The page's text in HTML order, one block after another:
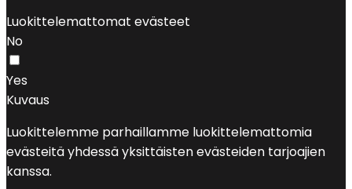
Luokittelemattomat evästeet
No
Yes
Kuvaus
Luokittelemme parhaillamme luokittelemattomia
evästeitä yhdessä yksittäisten evästeiden tarjoajien
kanssa.